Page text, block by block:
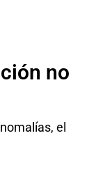
no
el